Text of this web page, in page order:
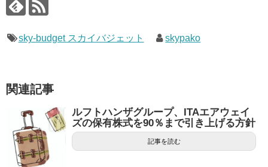
sky-budget スカイバジェット skypako
関連記事
ルフトハンザグループ、ITAエアウェイ
ズの保有株式を90％まで引き上げる方針
記事を読む